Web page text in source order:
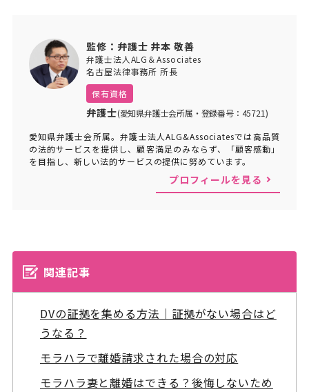
監修：弁護士 井本 敬善
弁護士法人ALG＆Associates
名古屋法律事務所 所長
保有資格
弁護士(愛知県弁護士会所属・登録番号：45721)
愛知県弁護士会所属。弁護士法人ALG&Associatesでは高品質
の法的サービスを提供し、顧客満足のみならず、「顧客感動」
を目指し、新しい法的サービスの提供に努めています。
プロフィールを見る
関連記事
DVの証拠を集める方法｜証拠がない場合はど
うなる？
モラハラで離婚請求された場合の対応
モラハラ妻と離婚はできる？後悔しないため